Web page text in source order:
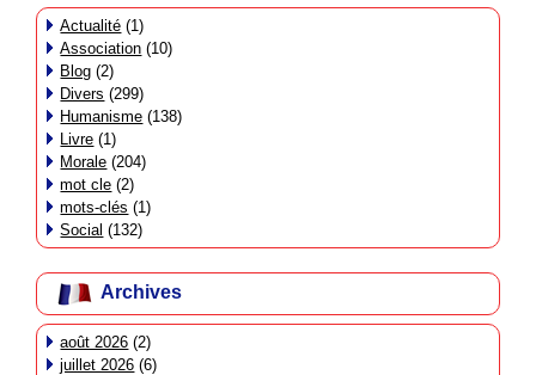
Actualité (1)
Association (10)
Blog (2)
Divers (299)
Humanisme (138)
Livre (1)
Morale (204)
mot cle (2)
mots-clés (1)
Social (132)
Archives
août 2026 (2)
juillet 2026 (6)